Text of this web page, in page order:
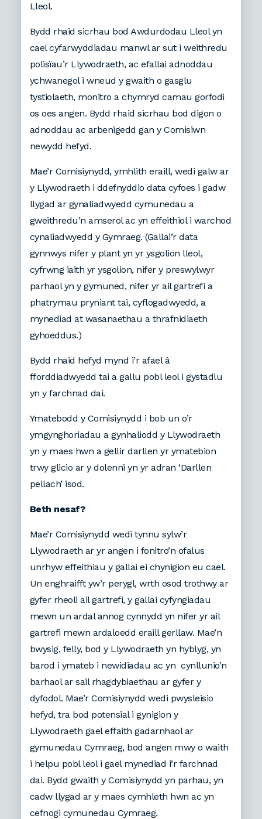
Lleol.
Bydd rhaid sicrhau bod Awdurdodau Lleol yn
cael cyfarwyddiadau manwl ar sut i weithredu
polisïau’r Llywodraeth, ac efallai adnoddau
ychwanegol i wneud y gwaith o gasglu
tystiolaeth, monitro a chymryd camau gorfodi
os oes angen. Bydd rhaid sicrhau bod digon o
adnoddau ac arbenigedd gan y Comisiwn
newydd hefyd.
Mae’r Comisiynydd, ymhlith eraill, wedi galw ar
y Llywodraeth i ddefnyddio data cyfoes i gadw
llygad ar gynaliadwyedd cymunedau a
gweithredu’n amserol ac yn effeithiol i warchod
cynaliadwyedd y Gymraeg.(Gallai’r data
gynnwys nifer y plant yn yr ysgolion lleol,
cyfrwng iaith yr ysgolion, nifer y preswylwyr
parhaol yn y gymuned, nifer yr ail gartrefi a
phatrymau pryniant tai, cyflogadwyedd, a
mynediad at wasanaethau a thrafnidiaeth
gyhoeddus.)
Bydd rhaid hefyd mynd i’r afael â
fforddiadwyedd tai a gallu pobl leol i gystadlu
yn y farchnad dai.
Ymatebodd y Comisiynydd i bob un o’r
ymgynghoriadau a gynhaliodd y Llywodraeth
yn y maes hwn a gellir darllen yr ymatebion
trwy glicio ar y dolenni yn yr adran ‘Darllen
pellach’ isod.
Beth nesaf?
Mae’r Comisiynydd wedi tynnu sylw’r
Llywodraeth ar yr angen i fonitro’n ofalus
unrhyw effeithiau y gallai ei chynigion eu cael.
Un enghraifft yw’r perygl, wrth osod trothwy ar
gyfer rheoli ail gartrefi, y gallai cyfyngiadau
mewn un ardal annog cynnydd yn nifer yr ail
gartrefi mewn ardaloedd eraill gerllaw. Mae’n
bwysig, felly, bod y Llywodraeth yn hyblyg, yn
barod i ymateb i newidiadau ac yn cynllunio’n
barhaol ar sail rhagdybiaethau ar gyfer y
dyfodol. Mae’r Comisiynydd wedi pwysleisio
hefyd, tra bod potensial i gynigion y
Llywodraeth gael effaith gadarnhaol ar
gymunedau Cymraeg, bod angen mwy o waith
i helpu pobl leol i gael mynediad i’r farchnad
dai. Bydd gwaith y Comisiynydd yn parhau, yn
cadw llygad ar y maes cymhleth hwn ac yn
cefnogi cymunedau Cymraeg.